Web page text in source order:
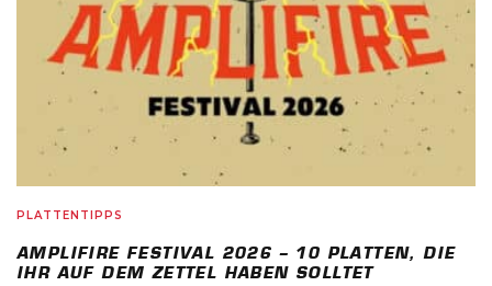
PLATTENTIPPS
AMPLIFIRE FESTIVAL 2026 – 10 PLATTEN, DIE
IHR AUF DEM ZETTEL HABEN SOLLTET